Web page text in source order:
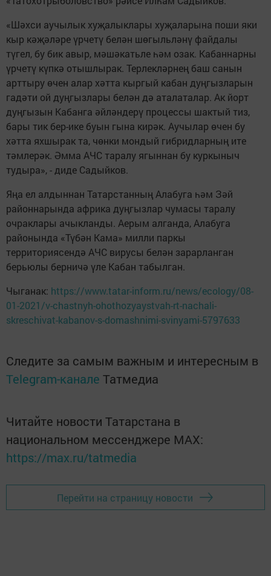
«Шәхси аучылык хуҗалыклары хуҗаларына поши яки
кыр кәҗәләре үрчетү белән шөгыльләнү файдалы
түгел, бу бик авыр, мәшәкатьле һәм озак. Кабаннарны
үрчетү күпкә отышлырак. Терлекләрнең баш санын
арттыру өчен алар хәтта кыргый кабан дуңгызларын
гадәти ой дуңгызлары белән дә аталаталар. Ак йорт
дуңгызын Кабанга әйләндерү процессы шактый тиз,
бары тик бер-ике буын гына кирәк. Аучылар өчен бу
хәтта яхшырак та, чөнки мондый гибридларның ите
тәмлерәк. Әмма АЧС таралу ягыннан бу куркыныч
тудыра», - диде Садыйков.
Яңа ел алдыннан Татарстанның Алабуга һәм Зәй
районнарында африка дуңгызлар чумасы таралу
очраклары ачыкланды. Аерым алганда, Алабуга
районында «Түбән Кама» милли паркы
территориясендә АЧС вирусы белән зарарланган
берьюлы берничә үле Кабан табылган.
Чыганак: https://www.tatar-inform.ru/news/ecology/08-
01-2021/v-chastnyh-ohothozyaystvah-rt-nachali-
skreschivat-kabanov-s-domashnimi-svinyami-5797633
Следите за самым важным и интересным в
Telegram-канале Татмедиа
Читайте новости Татарстана в
национальном мессенджере MАХ:
https://max.ru/tatmedia
Перейти на страницу новости